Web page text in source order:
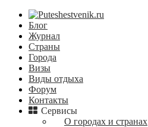
Блог
Журнал
Страны
Города
Визы
Виды отдыха
Форум
Контакты
Сервисы
О городах и странах